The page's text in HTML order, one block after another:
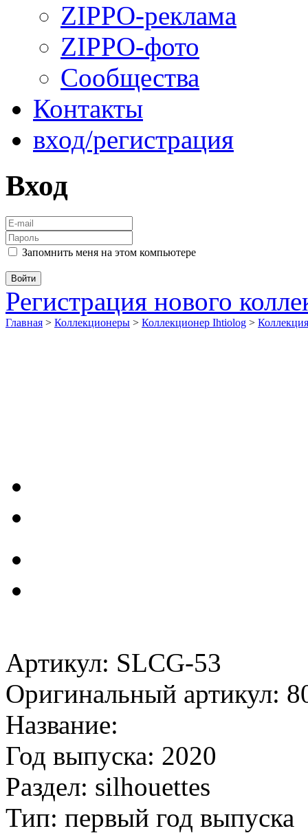
ZIPPO-реклама
ZIPPO-фото
Сообщества
Контакты
вход/регистрация
Вход
Запомнить меня на этом компьютере
Регистрация нового
Главная > Коллекционеры > Коллекционер Ihtiolog >
Артикул: SLCG-53
Оригинальный артикул:
Название:
Год выпуска: 2020
Раздел: silhouettes
Тип: первый год выпуска